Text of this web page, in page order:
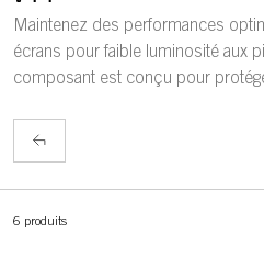
Maintenez des performances
écrans pour faible luminosité aux
composant est conçu pour
6 produits